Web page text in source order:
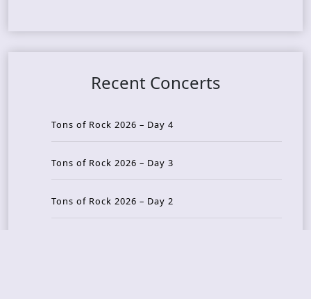
Recent Concerts
Tons of Rock 2026 – Day 4
Tons of Rock 2026 – Day 3
Tons of Rock 2026 – Day 2